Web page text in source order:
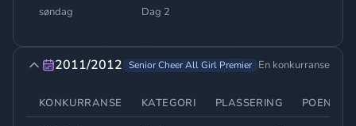
søndag Dag 2
2011/2012 Senior Cheer All Girl Premier En konkurranse
KONKURRANSE KATEGORI PLASSERING POENG